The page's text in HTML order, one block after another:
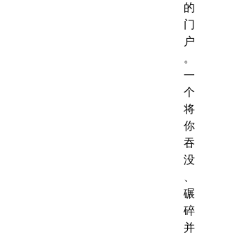
的
门
户
。
一
个
将
你
吞
没
碾
碎
并